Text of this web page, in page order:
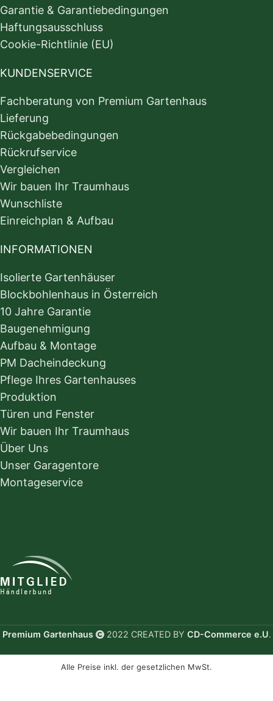
Garantie & Garantiebedingungen
Haftungsausschluss
Cookie-Richtlinie (EU)
KUNDENSERVICE
Fachberatung von Premium Gartenhaus
Lieferung
Rückgabebedingungen
Rückrufservice
Vergleichen
Wir bauen Ihr Traumhaus
Wunschliste
Einreichplan & Aufbau
INFORMATIONEN
Isolierte Gartenhäuser
Blockbohlenhaus in Österreich
10 Jahre Garantie
Baugenehmigung
Aufbau & Montage
PM Dacheindeckung
Pflege Ihres Gartenhauses
Produktion
Türen und Fenster
Wir bauen Ihr Traumhaus
Über Uns
Unser Garagentore
Montageservice
Premium Gartenhaus 2022 CREATED BY CD-Commerce e.U.
Alle Preise inkl. der gesetzlichen MwSt.